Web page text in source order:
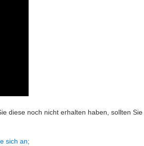
diese noch nicht erhalten haben, sollten Sie
sich an;